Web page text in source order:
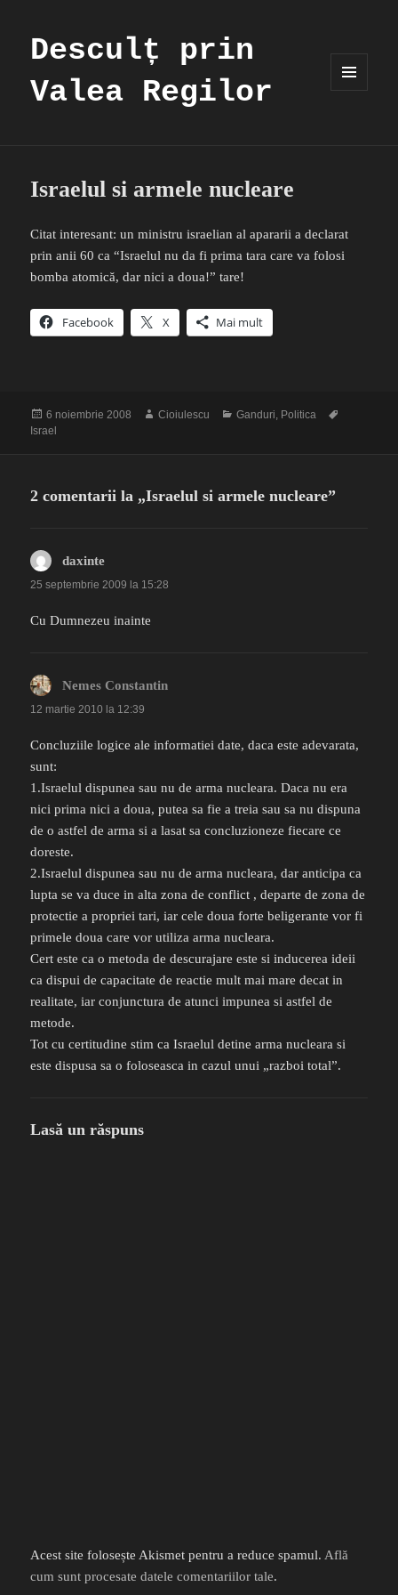
Desculț prin
Valea Regilor
Israelul si armele nucleare
Citat interesant: un ministru israelian al apararii a declarat
prin anii 60 ca “Israelul nu da fi prima tara care va folosi
bomba atomică, dar nici a doua!” tare!
Facebook X Mai mult
Publicat
pe
6 noiembrie 2008 Autor
Cioiulescu Categorii
Ganduri, Politica
Israel
2 comentarii la „Israelul si armele nucleare”
daxinte
25 septembrie 2009 la 15:28
Cu Dumnezeu inainte
Nemes Constantin
12 martie 2010 la 12:39
Concluziile logice ale informatiei date, daca este adevarata,
sunt:
1.Israelul dispunea sau nu de arma nucleara. Daca nu era
nici prima nici a doua, putea sa fie a treia sau sa nu dispuna
de o astfel de arma si a lasat sa concluzioneze fiecare ce
doreste.
2.Israelul dispunea sau nu de arma nucleara, dar anticipa ca
lupta se va duce in alta zona de conflict , departe de zona de
protectie a propriei tari, iar cele doua forte beligerante vor fi
primele doua care vor utiliza arma nucleara.
Cert este ca o metoda de descurajare este si inducerea ideii
ca dispui de capacitate de reactie mult mai mare decat in
realitate, iar conjunctura de atunci impunea si astfel de
metode.
Tot cu certitudine stim ca Israelul detine arma nucleara si
este dispusa sa o foloseasca in cazul unui „razboi total”.
Lasă un răspuns
Acest site folosește Akismet pentru a reduce spamul. Află
cum sunt procesate datele comentariilor tale.